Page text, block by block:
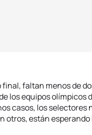
faltan menos de
los equipos olímpicos
casos, los selectores
otros, están esperando